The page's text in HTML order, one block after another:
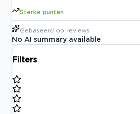
Sterke punten
Gebaseerd op reviews
No AI summary available
Filters